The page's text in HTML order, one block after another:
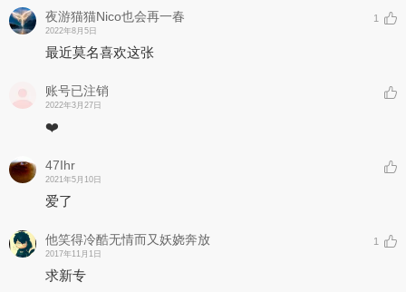
夜游猫猫Nico也会再一春
2022年8月5日
1
最近莫名喜欢这张
账号已注销
2022年3月27日
❤️
47Ihr
2021年5月10日
爱了
他笑得冷酷无情而又妖娆奔放
2017年11月1日
1
求新专